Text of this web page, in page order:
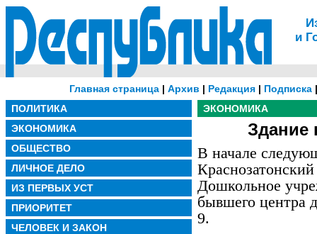
и
Главная страница | Архив | Редакция | Подписка
ПОЛИТИКА
ЭКОНОМИКА
ОБЩЕСТВО
ЛИЧНОЕ ДЕЛО
ИЗ ПЕРВЫХ УСТ
ПРИОРИТЕТ
ЧЕЛОВЕК И ЗАКОН
ЭКОНОМИКА
Здание
В начале
Дошкольное
бывшего центра
9.